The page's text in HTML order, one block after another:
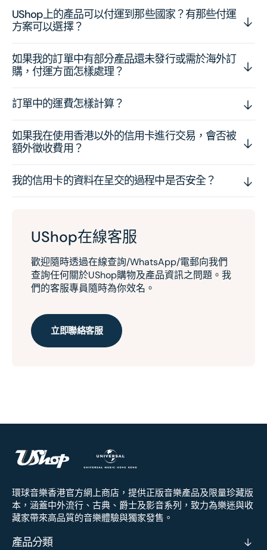
UShop上的產品可以付運到那些國家？有那些付運
方案可以選擇？
如果我的訂單中有部分產品還未發行或需於海外訂
購，付運方面怎樣處理？
訂單中的運費怎樣計算？
如果我在使用香港以外的信用卡進行交易，會否被
額外徵收費用？
我的信用卡的資料在呈交的過程中是否安全？
UShop在線客服
歡迎隨時透過在線查詢/WhatsApp/電郵向我們
查詢任何關於UShop購物及產品資訊之問題。我
們的客服專員隨時為你效名。
立即聯絡客服
環球音樂香港官方網上商店，提供正版音樂產品及限量珍藏版
本，涵蓋中外流行、古典、爵士及影音系列，致力為樂迷與收
藏家帶來高品質的音樂體驗與獨家發售。
產品分類